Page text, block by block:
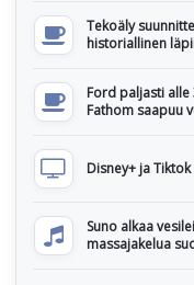
Tekoäly
historiallinen
Ford paljasti
Fathom saapuu
Disney+ ja
Suno alkaa
massajakelua